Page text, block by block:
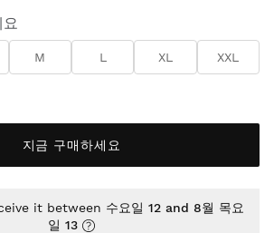
M L XL XXL
지금 구매하세요
it between 수요일 12 and 8월 목요
일 13